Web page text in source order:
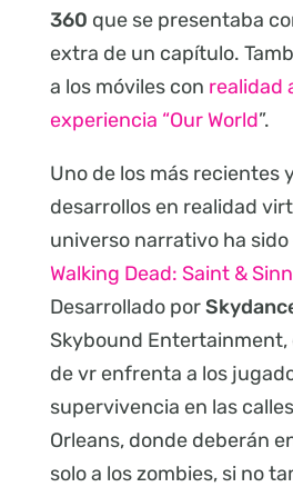
360 que se presentaba
extra de un capítulo.
a los móviles con realidad
experiencia “Our World”.
Uno de los más recientes
desarrollos en realidad
universo narrativo ha sido
Walking Dead: Saint &
Desarrollado por
Skybound Entertainment,
de vr enfrenta a los
supervivencia en las
Orleans, donde deberán
solo a los zombies, si no